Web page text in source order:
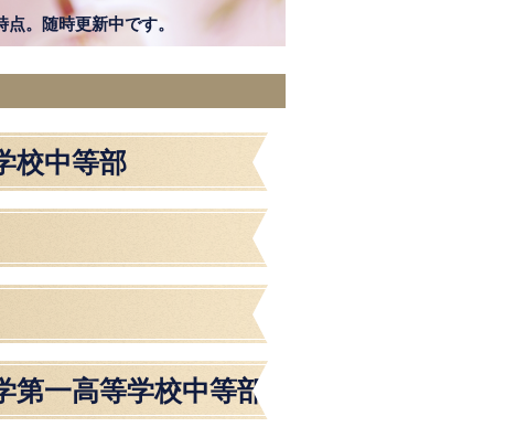
。随時更新中です。
校中等部
第一高等学校中等部